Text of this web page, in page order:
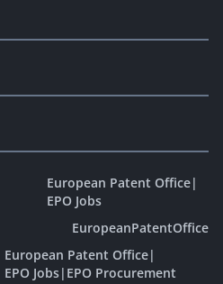
European Patent Office|
EPO Jobs
EuropeanPatentOffice
European Patent Office|
EPO Jobs| EPO Procurement